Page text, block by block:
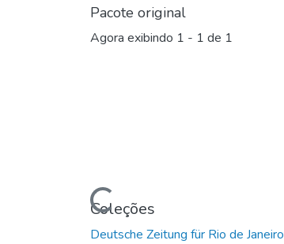
Pacote original
Agora exibindo 1 - 1 de 1
Carregando...Coleções
Deutsche Zeitung für Rio de Janeiro